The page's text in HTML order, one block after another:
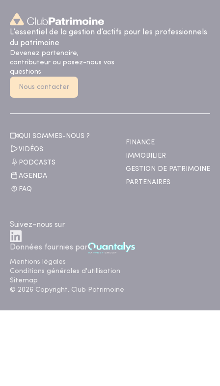
L’essentiel de la gestion d’actifs pour les professionnels
du patrimoine
Devenez partenaire,
contributeur ou posez-nous vos
questions
Nous contacter
QUI SOMMES-NOUS ?
VIDÉOS
PODCASTS
AGENDA
FAQ
FINANCE
IMMOBILIER
GESTION DE PATRIMOINE
PARTENAIRES
Suivez-nous sur
Données fournies par
Mentions légales
Conditions générales d'utillisation
Sitemap
© 2026 Copyright. Club Patrimoine